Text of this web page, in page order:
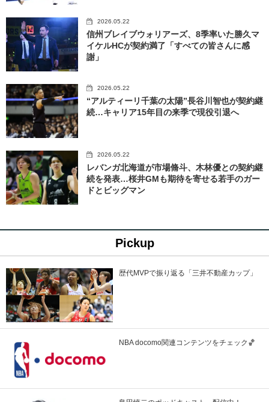
2026.05.22
信州ブレイブウォリアーズ、8季率いた勝久マ
イケルHCが契約満了「すべての皆さんに感
謝」
2026.05.22
“アルティーリ千葉の太陽”長谷川智也が契約継
続…キャリア15年目の来季で現役引退へ
2026.05.22
レバンガ北海道が市場脩斗、木林優との契約継
続を発表…桜井GMも期待を寄せる若手のガー
ドとビッグマン
Pickup
歴代MVPで振り返る「三井不動産カップ」
NBA docomo関連コンテンツをチェック🏀